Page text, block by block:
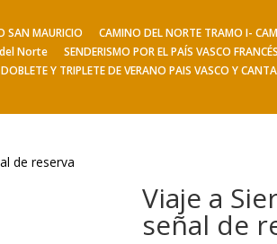
SAN MAURICIO
CAMINO DEL NORTE TRAMO I-
Norte SENDERISMO POR EL PAÍS VASCO FRANCÉS
DOBLETE Y TRIPLETE DE VERANO PAIS VASCO Y
Viajes de Verano
de reserva
Viaje a
señal de